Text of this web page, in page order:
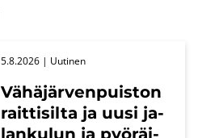
Vä­hä­jär­ven­puis­ton
rait­ti­sil­ta ja uusi ja­
lan­ku­lun ja pyö­räi­
5.8.2026 | Uu­ti­nen